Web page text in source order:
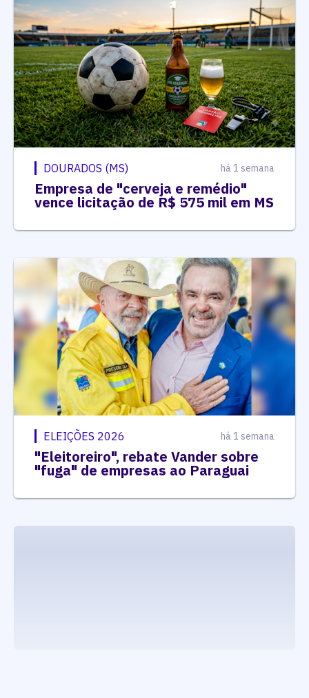
DOURADOS (MS) há 1 semana
Empresa de "cerveja e remédio"
vence licitação de R$ 575 mil em MS
ELEIÇÕES 2026 há 1 semana
"Eleitoreiro", rebate Vander sobre
"fuga" de empresas ao Paraguai